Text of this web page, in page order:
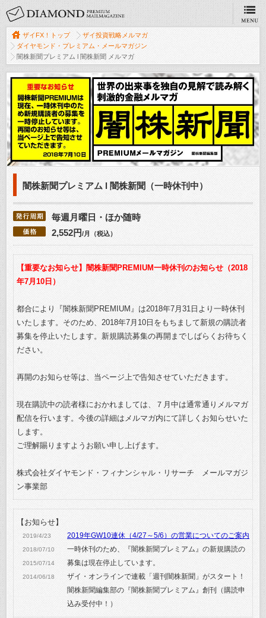
ザイFX！トップ
ザイ投資戦略メルマガ
ダイヤモンド・プレミアム・メールマガジン
闇株新聞プレミアム l 闇株新聞 メルマガ
闇株新聞プレミアム l 闇株新聞（一時休刊中）
毎週月曜日・ほか随時
2,552円/月（税込）
【重要なお知らせ】闇株新聞PREMIUM一時休刊のお知らせ（2018
年7月10日）
都合により『闇株新聞PREMIUM』は2018年7月31日より一時休刊
いたします。そのため、2018年7月10日をもちまして新規の購読者
募集を停止いたします。新規購読募集の再開までしばらくお待ちく
ださい。
再開のお知らせ等は、当ページ上で告知させていただきます。
現在購読中の読者様におかれましては、７月中は通常通りメルマガ
配信を行います。今後の詳細はメルマガ内にて詳しくお知らせいた
します。
ご理解賜りますようお願い申し上げます。
株式会社ダイヤモンド・フィナンシャル・リサーチ メールマガジ
ン事業部
【お知らせ】
2019/4/23 2019年GW10連休（4/27～5/6）の営業についてのご案内
2018/07/10
一時休刊のため、『闇株新聞プレミアム』の新規購読の
募集は現在停止しています。
2015/07/14
ザイ・オンラインで連載「週刊闇株新聞」がスタート！
2014/06/18
闇株新聞編集部の『闇株新聞プレミアム』創刊（購読申
込み受付中！）